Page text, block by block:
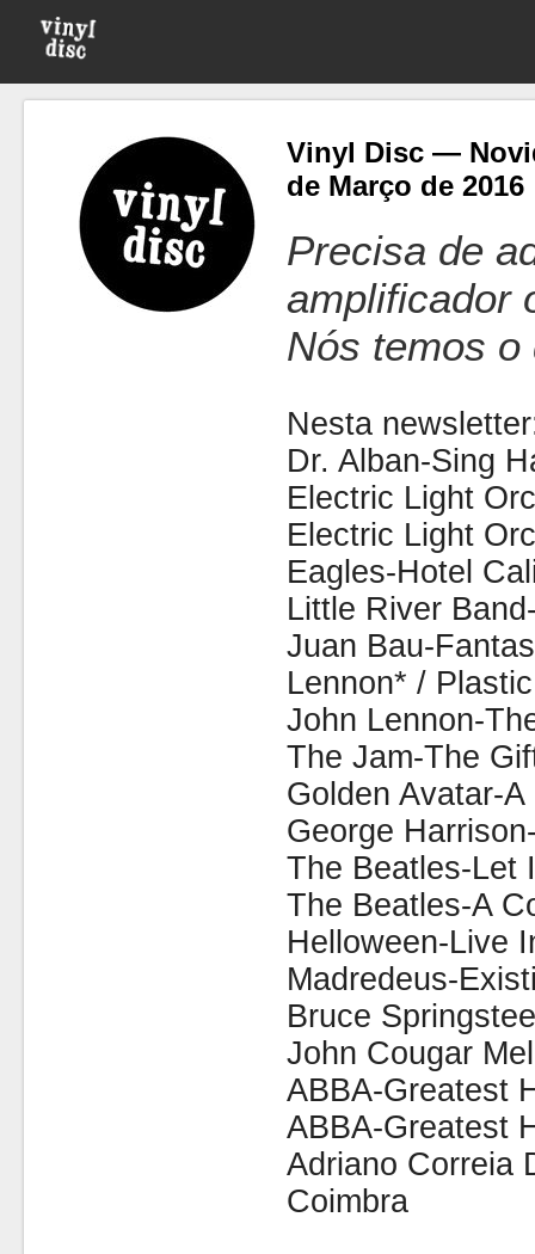
Vinyl Disc —
de Março de 2016
Precisa de
amplificador
Nós temos o
Nesta
Dr. Alban-Sing
Electric Light
Electric Light
Eagles-Hotel
Little River
Juan Bau-
Lennon* /
John Lennon-
The Jam-The
Golden Avatar-
George
The Beatles-Let
The Beatles-A
Helloween-Live
Madredeus-
Bruce
John Cougar
ABBA-Greatest
ABBA-Greatest
Adriano Correia
Coimbra